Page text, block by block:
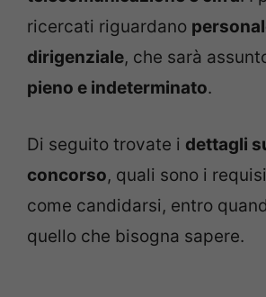
ricercati riguardano
dirigenziale, che sarà
pieno e indeterminato.
Di seguito trovate i dettagli
concorso, quali sono i
come candidarsi, entro
quello che bisogna sapere.